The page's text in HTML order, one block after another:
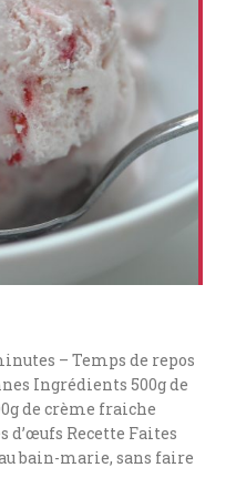
– Temps de repos
Ingrédients 500g de
de crème fraiche
d’œufs Recette Faites
bain-marie, sans faire